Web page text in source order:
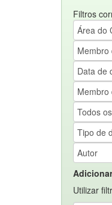
Filtros
Utilizar